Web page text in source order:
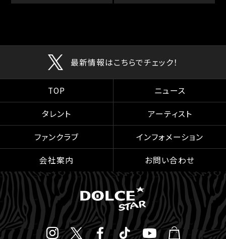
最新情報はこちらでチェック！
TOP
ニュース
タレント
アーティスト
ファンクラブ
インフォメーション
会社案内
お問い合わせ